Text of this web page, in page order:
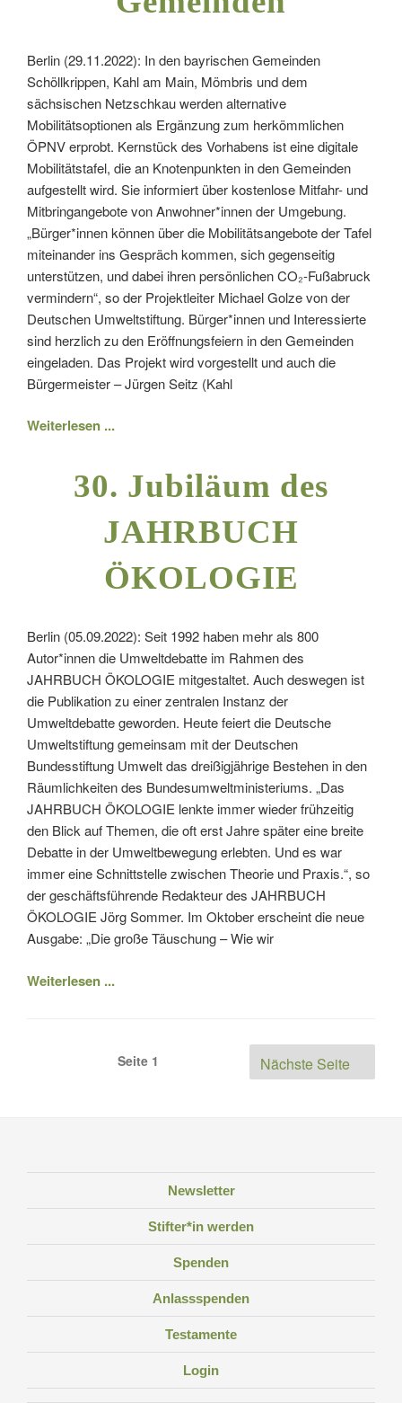
Berlin (29.11.2022): In den bayrischen Gemeinden
Schöllkrippen, Kahl am Main, Mömbris und dem
sächsischen Netzschkau werden alternative
Mobilitätsoptionen als Ergänzung zum herkömmlichen
ÖPNV erprobt. Kernstück des Vorhabens ist eine digitale
Mobilitätstafel, die an Knotenpunkten in den Gemeinden
aufgestellt wird. Sie informiert über kostenlose Mitfahr- und
Mitbringangebote von Anwohner*innen der Umgebung.
„Bürger*innen können über die Mobilitätsangebote der Tafel
miteinander ins Gespräch kommen, sich gegenseitig
unterstützen, und dabei ihren persönlichen CO₂-Fußabruck
vermindern“, so der Projektleiter Michael Golze von der
Deutschen Umweltstiftung. Bürger*innen und Interessierte
sind herzlich zu den Eröffnungsfeiern in den Gemeinden
eingeladen. Das Projekt wird vorgestellt und auch die
Bürgermeister – Jürgen Seitz (Kahl
Weiterlesen ...
30. Jubiläum des
JAHRBUCH
ÖKOLOGIE
Berlin (05.09.2022): Seit 1992 haben mehr als 800
Autor*innen die Umweltdebatte im Rahmen des
JAHRBUCH ÖKOLOGIE mitgestaltet. Auch deswegen ist
die Publikation zu einer zentralen Instanz der
Umweltdebatte geworden. Heute feiert die Deutsche
Umweltstiftung gemeinsam mit der Deutschen
Bundesstiftung Umwelt das dreißigjährige Bestehen in den
Räumlichkeiten des Bundesumweltministeriums. „Das
JAHRBUCH ÖKOLOGIE lenkte immer wieder frühzeitig
den Blick auf Themen, die oft erst Jahre später eine breite
Debatte in der Umweltbewegung erlebten. Und es war
immer eine Schnittstelle zwischen Theorie und Praxis.“, so
der geschäftsführende Redakteur des JAHRBUCH
ÖKOLOGIE Jörg Sommer. Im Oktober erscheint die neue
Ausgabe: „Die große Täuschung – Wie wir
Weiterlesen ...
Seitennummerierung
Seite 1 Nächste Seite
Newsletter
Stifter*in werden
Spenden
Anlassspenden
Testamente
Login